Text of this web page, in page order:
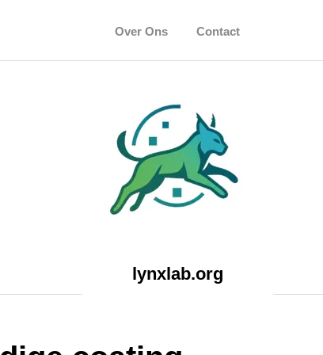
Over Ons Contact
lynxlab.org